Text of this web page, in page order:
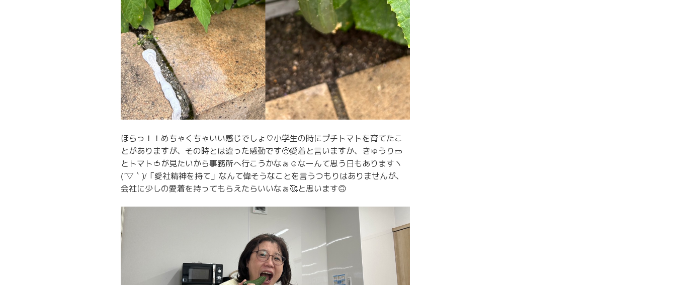
ほらっ！！めちゃくちゃいい感じでしょ♡小学生の時にプチトマトを育てたこ
とがありますが、その時とは違った感動です🥺愛着と言いますか、きゅうり🥒
とトマト🍅が見たいから事務所へ行こうかなぁ☺️なーんて思う日もありますヽ
(´▽｀)/「愛社精神を持て」なんて偉そうなことを言うつもりはありませんが、
会社に少しの愛着を持ってもらえたらいいなぁ🥰と思います🙃